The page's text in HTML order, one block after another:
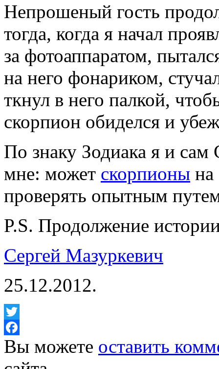
Непрошеный гость
тогда, когда я начал
за фотоаппаратом,
на него фонариком,
ткнул в него палкой,
скорпион обиделся и
По знаку Зодиака я и
мне: может скорпионы на
проверять опытным
P.S. Продолжение
Сергей Мазуркевич
25.12.2012.
Twitter
Facebook
Вы можете оставить